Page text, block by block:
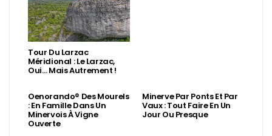
Tour Du Larzac
Méridional : Le Larzac,
Oui… Mais Autrement !
Oenorando® Des Mourels
: En Famille Dans Un
Minervois À Vigne
Ouverte
Minerve Par Ponts Et Par
Vaux : Tout Faire En Un
Jour Ou Presque